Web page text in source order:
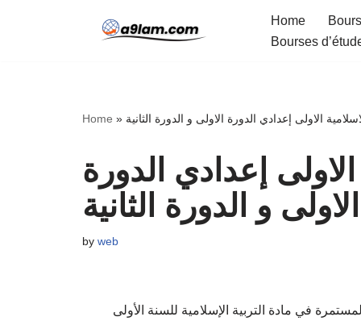
Home
Bourses
Home » الاولى إعدادي الدورة الاولى و الدورة الثانية
إعدادي الدورة
الاولى و الدورة الثانية
by web
في مادة التربية الإسلامية للسنة الأولى